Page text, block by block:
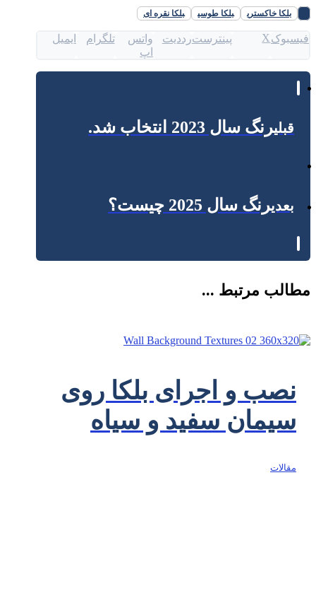
بلکا خاکستری بلکا طوسی بلکا نقره ای
فیسبوکX پینترسترددیت
واتس
اپ
تلگرام ایمیل
قبلیرنگ سال 2023 انتخاب شد.
بعدیرنگ سال 2025 چیست؟
مطالب مرتبط ...
نصب و اجرای بلکا روی
سیمان سفید و سیاه
مقالات